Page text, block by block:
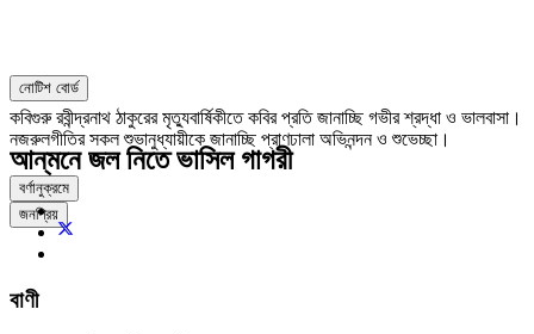
নোটিশ বোর্ড
কবিগুরু রবীন্দ্রনাথ ঠাকুরের মৃত্যুবার্ষিকীতে কবির প্রতি জানাচ্ছি গভীর শ্রদ্ধা ও ভালবাসা।
নজরুলগীতির সকল শুভানুধ্যায়ীকে জানাচ্ছি প্রাণঢালা অভিনন্দন ও শুভেচ্ছা।
বর্ণানুক্রমে
জনপ্রিয়
আন্‌মনে জল নিতে ভাসিল গাগরী
বাণী